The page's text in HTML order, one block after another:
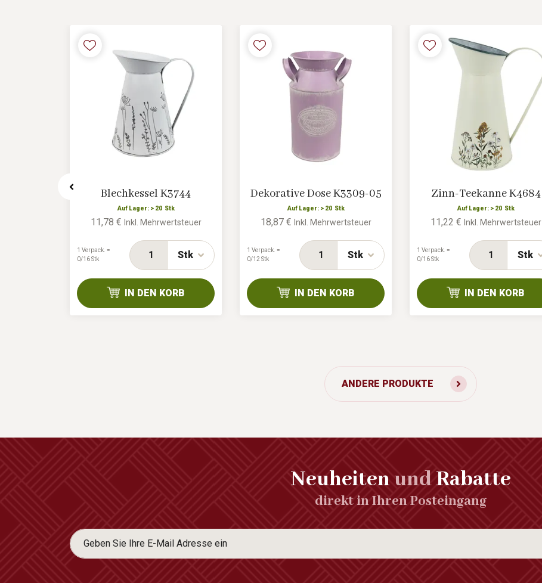
Blechkessel K3744
Auf Lager: > 20 Stk
11,78 € Inkl. Mehrwertsteuer
Stk
1 Verpack. =
0/16 Stk
IN DEN KORB
Dekorative Dose K3309-05
Auf Lager: > 20 Stk
18,87 € Inkl. Mehrwertsteuer
Stk
1 Verpack. =
0/12 Stk
IN DEN KORB
Zinn-Teekanne K4684
Auf Lager: > 20 Stk
11,22 € Inkl. Mehrwertsteuer
Stk
1 Verpack. =
0/16 Stk
IN DEN KORB
ANDERE PRODUKTE
NeuheitenundRabatte
direkt in Ihren Posteingang